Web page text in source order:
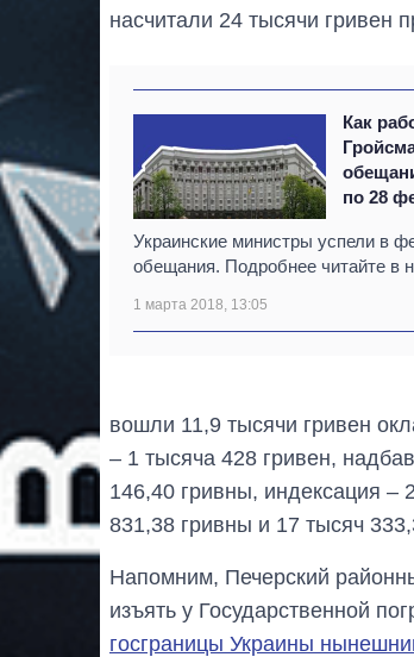
насчитали 24 тысячи гривен
Как
по 28
Украинские министры успели в
обещания. Подробнее читайте в
1 марта 2018, 13:05
вошли 11,9 тысячи гривен
– 1 тысяча 428 гривен,
146,40 гривны, индексация –
831,38 гривны и 17 тысяч
Напомним, Печерский
изъять у Государственной
госграницы Украины